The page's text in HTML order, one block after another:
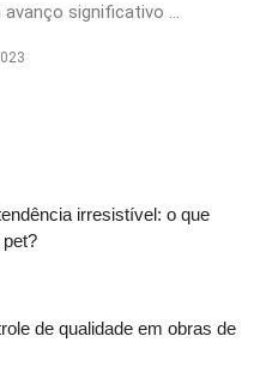
significativo ...
irresistível: o que
de qualidade em obras de